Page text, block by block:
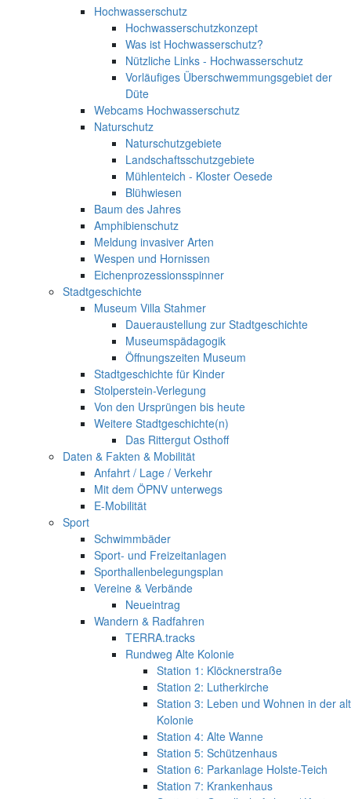
Hochwasserschutz
Hochwasserschutzkonzept
Was ist Hochwasserschutz?
Nützliche Links - Hochwasserschutz
Vorläufiges Überschwemmungsgebiet der
Düte
Webcams Hochwasserschutz
Naturschutz
Naturschutzgebiete
Landschaftsschutzgebiete
Mühlenteich - Kloster Oesede
Blühwiesen
Baum des Jahres
Amphibienschutz
Meldung invasiver Arten
Wespen und Hornissen
Eichenprozessionsspinner
Stadtgeschichte
Museum Villa Stahmer
Daueraustellung zur Stadtgeschichte
Museumspädagogik
Öffnungszeiten Museum
Stadtgeschichte für Kinder
Stolperstein-Verlegung
Von den Ursprüngen bis heute
Weitere Stadtgeschichte(n)
Das Rittergut Osthoff
Daten & Fakten & Mobilität
Anfahrt / Lage / Verkehr
Mit dem ÖPNV unterwegs
E-Mobilität
Sport
Schwimmbäder
Sport- und Freizeitanlagen
Sporthallenbelegungsplan
Vereine & Verbände
Neueintrag
Wandern & Radfahren
TERRA.tracks
Rundweg Alte Kolonie
Station 1: Klöcknerstraße
Station 2: Lutherkirche
Station 3: Leben und Wohnen in der
Kolonie
Station 4: Alte Wanne
Station 5: Schützenhaus
Station 6: Parkanlage Holste-Teich
Station 7: Krankenhaus